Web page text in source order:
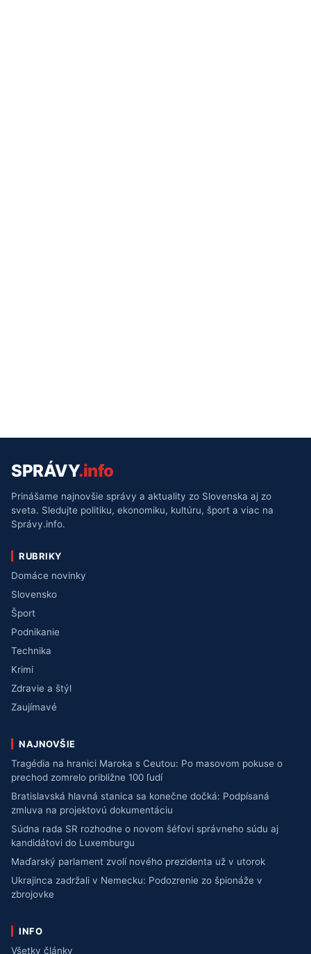
SPRÁVY.info
Prinášame najnovšie správy a aktuality zo Slovenska aj zo
sveta. Sledujte politiku, ekonomiku, kultúru, šport a viac na
Správy.info.
RUBRIKY
Domáce novinky
Slovensko
Šport
Podnikanie
Technika
Krimi
Zdravie a štýl
Zaujímavé
NAJNOVŠIE
Tragédia na hranici Maroka s Ceutou: Po masovom pokuse o
prechod zomrelo približne 100 ľudí
Bratislavská hlavná stanica sa konečne dočká: Podpísaná
zmluva na projektovú dokumentáciu
Súdna rada SR rozhodne o novom šéfovi správneho súdu aj
kandidátovi do Luxemburgu
Maďarský parlament zvolí nového prezidenta už v utorok
Ukrajinca zadržali v Nemecku: Podozrenie zo špionáže v
zbrojovke
INFO
Všetky články